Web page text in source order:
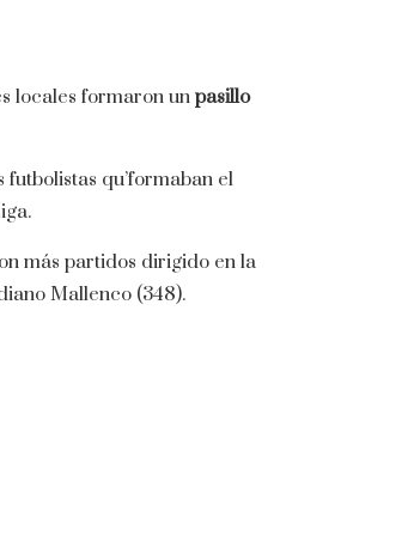
locales formaron un pasillo
qu’formaban el
más partidos dirigido en la
Mallenco (348).